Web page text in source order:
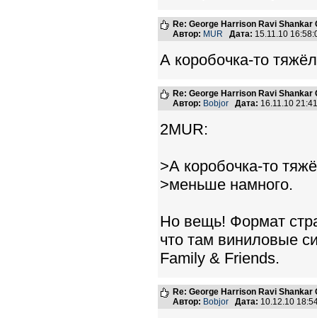
Re: George Harrison Ravi
Автор: MUR Дата: 15.11.10
А коробочка-то
Re: George Harrison Ravi
Автор: Bobjor Дата: 16.11.10
2MUR:
>А коробочка-то
>меньше намного.
Но вещь! Формат
что там виниловые
Family & Friends.
Re: George Harrison Ravi
Автор: Bobjor Дата: 10.12.10